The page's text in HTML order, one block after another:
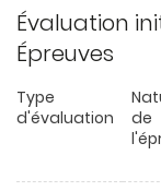
Évaluation
Épreuves
Type
d'évaluation
de